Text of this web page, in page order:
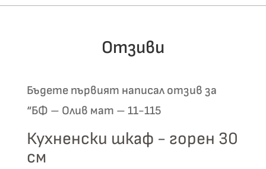
Отзиви
Бъдете първият написал отзив за
“БФ – Олив мат – 11-115
Кухненски шкаф - горен 30
см